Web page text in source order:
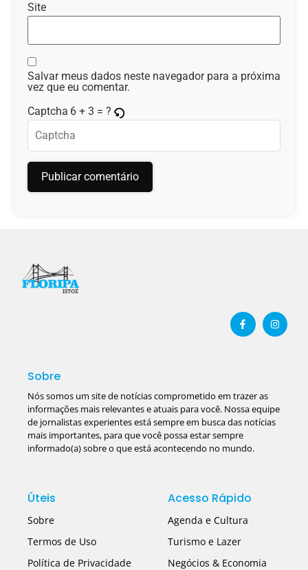
Site
Salvar meus dados neste navegador para a próxima
vez que eu comentar.
Captcha 6 + 3 = ?
Sobre
Nós somos um site de notícias comprometido em trazer as
informações mais relevantes e atuais para você. Nossa equipe
de jornalistas experientes está sempre em busca das notícias
mais importantes, para que você possa estar sempre
informado(a) sobre o que está acontecendo no mundo.
Úteis
Sobre
Termos de Uso
Política de Privacidade
Acesso Rápido
Agenda e Cultura
Turismo e Lazer
Negócios & Economia